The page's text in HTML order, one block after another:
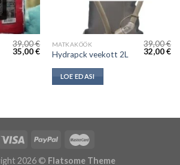
39,00€
Algne
hind
35,00€Current
price
35,00 €.
MATKAKÖÖK
Hydrapck veekott 2L
39,00€
Algne
hind
32,00€
LOE EDASI
2026 © Flatsome Theme